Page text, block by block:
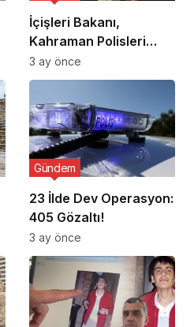
İçişleri Bakanı,
Kahraman Polisleri
Ziyaret Etti
3 ay önce
23 İlde Dev Operasyon:
405 Gözaltı!
Gündem
3 ay önce